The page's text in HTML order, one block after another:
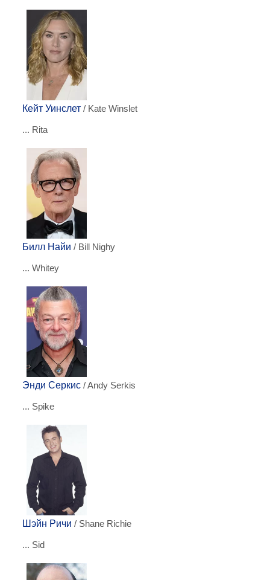
Кейт Уинслет / Kate Winslet
... Rita
Билл Найи / Bill Nighy
... Whitey
Энди Серкис / Andy Serkis
... Spike
Шэйн Ричи / Shane Richie
... Sid